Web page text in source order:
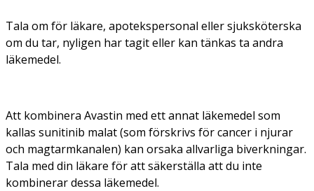
Tala om för läkare, apotekspersonal eller sjuksköterska
om du tar, nyligen har tagit eller kan tänkas ta andra
läkemedel.
Att kombinera Avastin med ett annat läkemedel som
kallas sunitinib malat (som förskrivs för cancer i njurar
och magtarmkanalen) kan orsaka allvarliga biverkningar.
Tala med din läkare för att säkerställa att du inte
kombinerar dessa läkemedel.